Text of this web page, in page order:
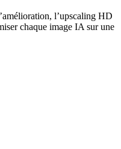
l’upscaling HD
chaque image IA sur une